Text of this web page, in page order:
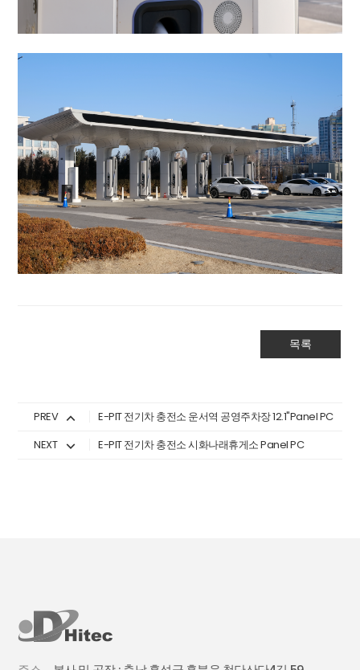
목록
PREV
E-PIT 전기차 충전소 운서역 공영주차장 12.1"Panel PC
NEXT
E-PIT 전기차 충전소 시화나래휴게소 Panel PC